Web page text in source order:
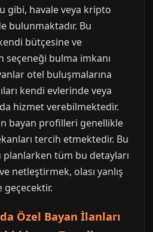
gibi, havale veya kripto
bulunmaktadır. Bu
bütçesine ve
bulma imkanı
otel buluşmalarına
kendi evlerinde veya
hizmet verebilmektedir.
bayan profilleri genellikle
tercih etmektedir. Bu
tüm bu detayları
netleştirmek, olası yanlış
geçecektir.
Özel Bayan İlanları